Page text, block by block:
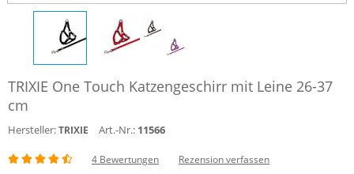
TRIXIE One Touch Katzengeschirr mit Leine 26-37
cm
Hersteller:TRIXIE Art.-Nr.: 11566
4 Bewertungen Rezension verfassen